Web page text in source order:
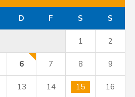
D F S S
1 2
6 7 8 9
13 14 15 16